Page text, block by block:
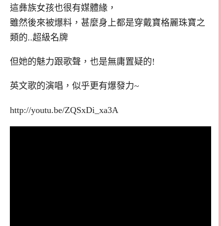
這彝族女孩也很有媒體緣，
雖然後來被爆料，甚麼身上都是穿戴寶格麗珠寶之
類的..超級名牌
但她的魅力跟歌聲，也是無庸置疑的!
英文歌的演唱，似乎更有爆發力~
http://youtu.be/ZQSxDi_xa3A